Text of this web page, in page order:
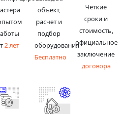
2 лет
объект,
расчет и
подбор
оборудования
Бесплатно
Четкие
сроки и
стоимость,
официальное
заключение
договора